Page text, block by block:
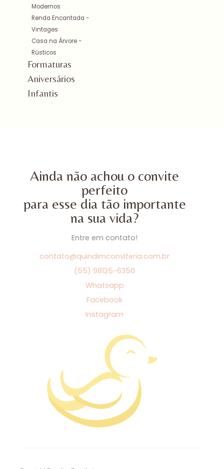
Modernos
Renda Encantada -
Vintages
Casa na Árvore -
Rústicos
Formaturas
Aniversários
Infantis
Ainda não achou o convite
perfeito
para esse dia tão importante
na sua vida?
Entre em contato!
contato@quindimconviteria.com.br
(55) 98125-6350
Whatsapp
Facebook
Instagram